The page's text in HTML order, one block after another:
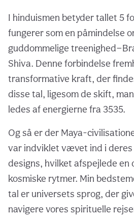
I hinduismen betyder tallet 5
fungerer som en påmindelse
guddommelige
Shiva. Denne forbindelse
transformative kraft, der
disse tal, ligesom de skift,
ledes af energierne fra 3535.
Og så er der Maya-
var indviklet vævet ind i
designs, hvilket afspejlede en
kosmiske rytmer. Min
tal er universets sprog, der
navigere vores spirituelle